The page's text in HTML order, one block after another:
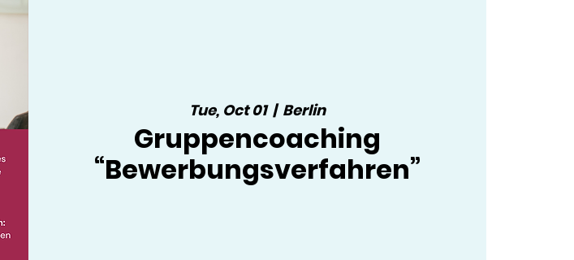
Tue, Oct 01
  |
Berlin
Gruppencoaching
“Bewerbungsverfahren”